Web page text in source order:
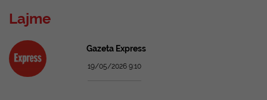
Lajme
Gazeta Express
19/05/2026 9:10